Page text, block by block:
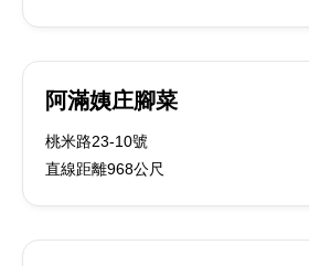
阿滿姨庄腳菜
桃米路23-10號
直線距離968公尺